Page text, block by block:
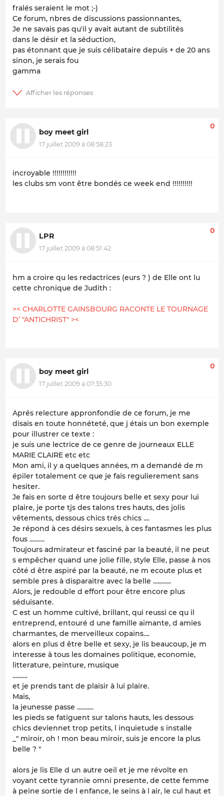
fralés seraient le mot ;-)
Ce forum, nbres de discussions passionnantes,
Je ne savais pas qu'il y avait autant de subtilités
dans le désir et la séduction,
pas étonnant que je suis célibataire depuis + de 20 ans
sinon, je serais fou
gamma
boy meet girl
17 juillet 2009 à 08:58:23
0
incroyable !!!!!!!!!!!!
les clubs sm vont être bondés ce week end !!!!!!!!!!
LPR
17 juillet 2009 à 08:51:42
0
hm a croire qu les redactrices (eurs ? ) de Elle ont lu
cette chronique de Judith :
>< CHARLOTTE GAINSBOURG RACONTE LE TOURNAGE
D’ "ANTICHRIST" ><
boy meet girl
17 juillet 2009 à 07:35:30
0
Aprés relecture appronfondie de ce forum, je me
disais en toute honnéteté, que j étais un bon exemple
pour illustrer ce texte :
je suis une lectrice de ce genre de journeaux ELLE
MARIE CLAIRE etc etc
Mon ami, il y a quelques années, m a demandé de m
épiler totalement ce que je fais regulierement sans
hesiter.
Je fais en sorte d être toujours belle et sexy pour lui
plaire, je porte tjs des talons tres hauts, des jolis
vêtements, dessous chics trés chics ....
Je répond à ces désirs sexuels, à ces fantasmes les plus
fous ..........
Toujours admirateur et fasciné par la beauté, il ne peut
s empêcher quand une jolie fille, style Elle, passe à nos
côté d être aspiré par la beauté, ne m ecoute plus et
semble pres à disparaitre avec la belle ............
Alors, je redouble d effort pour être encore plus
séduisante.
C est un homme cultivé, brillant, qui reussi ce qu il
entreprend, entouré d une famille aimante, d amies
charmantes, de merveilleux copains....
alors en plus d être belle et sexy, je lis beaucoup, je m
interesse à tous les domaines politique, economie,
litterature, peinture, musique
..........
et je prends tant de plaisir à lui plaire.
Mais,
la jeunesse passe ...........
les pieds se fatiguent sur talons hauts, les dessous
chics deviennet trop petits, l inquietude s installe
_" miroir, oh ! mon beau miroir, suis je encore la plus
belle ? "
alors je lis Elle d un autre oeil et je me révolte en
voyant cette tyrannie omni presente, de cette femme
à peine sortie de l enfance, le seins à l air, le cul haut et